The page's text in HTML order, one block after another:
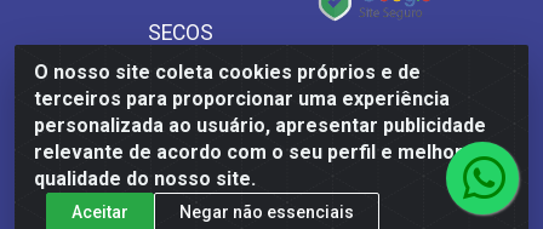
O nosso site coleta cookies próprios e de
terceiros para proporcionar uma experiência
personalizada ao usuário, apresentar publicidade
relevante de acordo com o seu perfil e melhorar a
qualidade do nosso site.
Aceitar Negar não essenciais
SECOS
SUINOS
VEGETAIS CONG E
MASSAS
Baixe já
nosso APP